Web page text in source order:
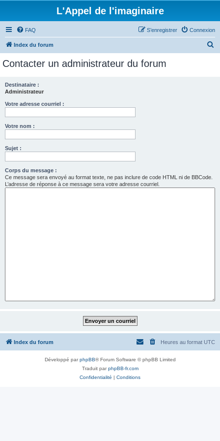
L'Appel de l'imaginaire
FAQ Connexion
S’enregistrer
Index du forum
Contacter un administrateur du forum
Destinataire :
Administrateur
Votre adresse courriel :
Votre nom :
Sujet :
Corps du message :
Ce message sera envoyé au format texte, ne pas inclure de code HTML ni de BBCode.
L’adresse de réponse à ce message sera votre adresse courriel.
Index du forum Heures au format UTC
Développé parphpBB® Forum Software © phpBB Limited
Traduit parphpBB-fr.com
Confidentialité | Conditions